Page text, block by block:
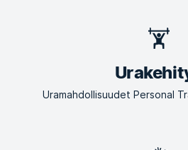
Uramahdollisuudet Personal